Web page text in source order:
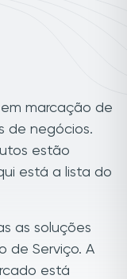
marcação de
de negócios.
estão
está a lista do
as soluções
de Serviço. A
está